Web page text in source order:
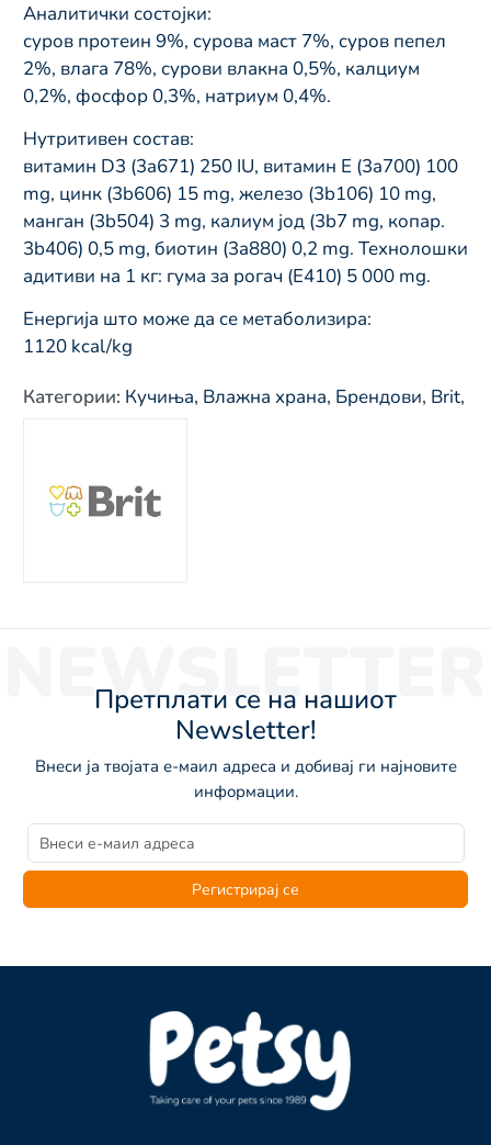
Аналитички состојки:
суров протеин 9%, сурова маст 7%, суров пепел
2%, влага 78%, сурови влакна 0,5%, калциум
0,2%, фосфор 0,3%, натриум 0,4%.
Нутритивен состав:
витамин D3 (3a671) 250 IU, витамин Е (3a700) 100
mg, цинк (3b606) 15 mg, железо (3b106) 10 mg,
манган (3b504) 3 mg, калиум јод (3b7 mg, копар.
3b406) 0,5 mg, биотин (3a880) 0,2 mg. Технолошки
адитиви на 1 кг: гума за рогач (E410) 5 000 mg.
Енергија што може да се метаболизира:
1120 kcal/kg
Категории: Кучиња, Влажна храна, Брендови, Brit,
NEWSLETTER
Претплати се на нашиот
Newsletter!
Внеси ја твојата е-маил адреса и добивај ги најновите
информации.
Регистрирај се